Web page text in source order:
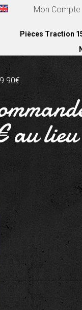
Mon Compte
Pièces Traction
au lieu